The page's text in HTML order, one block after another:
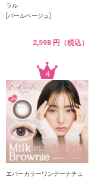
ラル
[パールベージュ]
2,598 円（税込）
エバーカラーワンデーナチュ